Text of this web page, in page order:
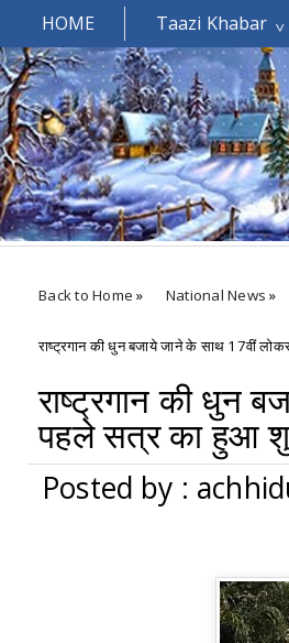
HOME Taazi Khabar
Welcomes You.....
Back to Home » National News »
राष्ट्रगान की धुन बजाये जाने के साथ 17वीं
राष्ट्रगान की धुन
पहले सत्र का हुआ
Posted by :